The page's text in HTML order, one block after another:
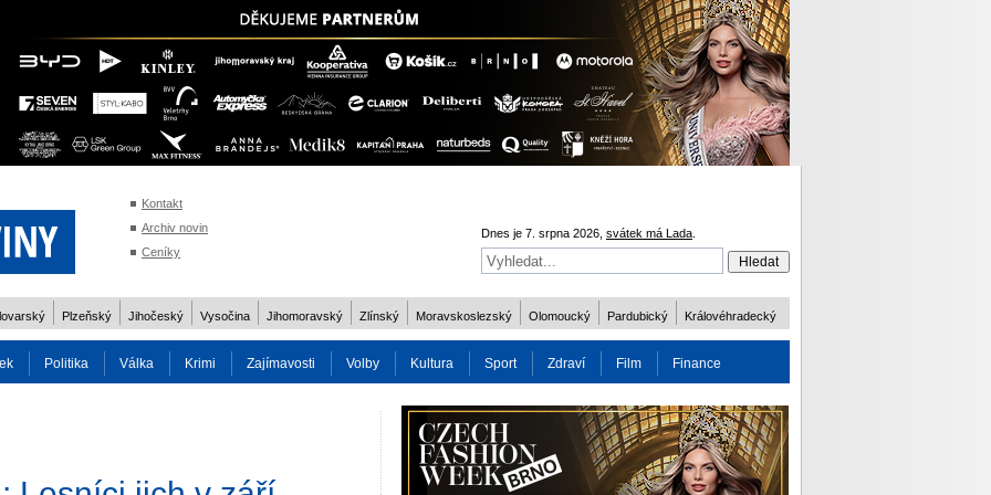
Kontakt
Archiv novin
Ceníky
Dnes je 7. srpna 2026, svátek má Lada
Plzeňský Jihočeský Vysočina Jihomoravský Zlínský Moravskoslezský Olomoucký Pardubický Královéhradecký
Politika Válka Krimi Zajímavosti Volby Kultura Sport Zdraví Film Finance
Charita Osobnost Více ODM 2016